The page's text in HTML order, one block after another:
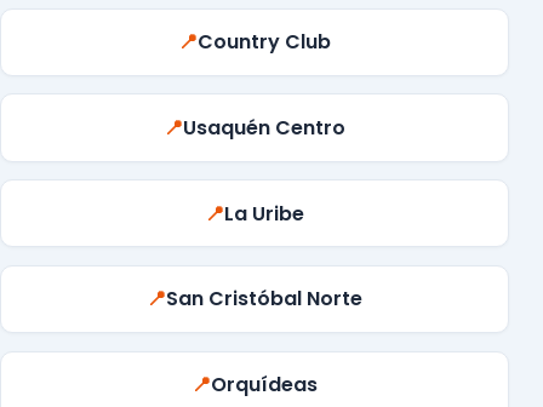
📍Country Club
📍Usaquén Centro
📍La Uribe
📍San Cristóbal Norte
📍Orquídeas